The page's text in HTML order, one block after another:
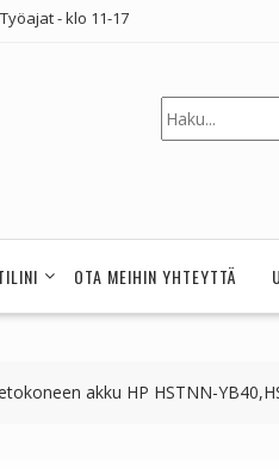
Työajat - klo 11-17
Etsi
OTA MEIHIN YHTEYTTÄ
akku HP HSTNN-